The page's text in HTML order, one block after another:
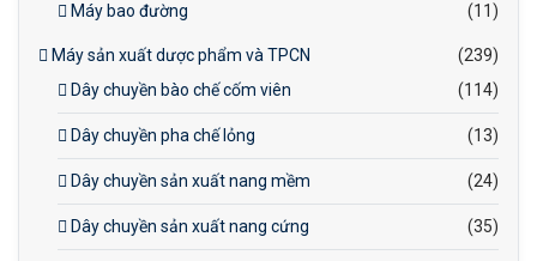
Máy bao đường (11)
Máy sản xuất dược phẩm và TPCN
(239)
Dây chuyền bào chế cốm viên
(114)
Dây chuyền pha chế lỏng (13)
Dây chuyền sản xuất nang mềm (24)
Dây chuyền sản xuất nang cứng (35)